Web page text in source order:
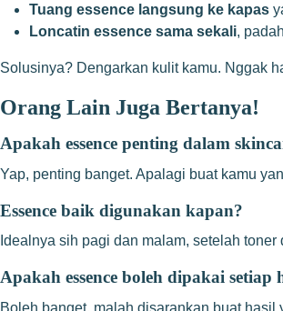
Tuang essence langsung ke kapas
Loncatin essence sama sekali,
Solusinya? Dengarkan kulit kamu. Nggak
Orang Lain Juga Bertanya!
Apakah essence penting dalam
Yap, penting banget. Apalagi buat kamu
Essence baik digunakan kapan?
Idealnya sih pagi dan malam, setelah
Apakah essence boleh dipakai setiap
Boleh banget, malah disarankan buat